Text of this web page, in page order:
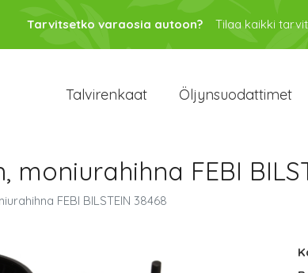
Tarvitsetko varaosia autoon? Tilaa kaikki
Talvirenkaat Öljynsuodattimet
moniurahihna FEBI
FEBI BILSTEIN 38468